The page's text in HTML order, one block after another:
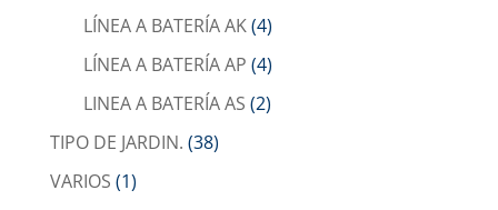
LÍNEA A BATERÍA AK(4)
LÍNEA A BATERÍA AP (4)
LINEA A BATERÍA AS (2)
TIPO DE JARDIN. (38)
VARIOS (1)